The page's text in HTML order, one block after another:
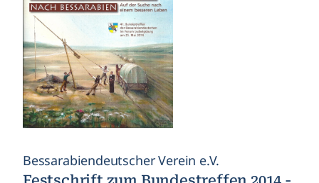
Bessarabiendeutscher Verein e.V.